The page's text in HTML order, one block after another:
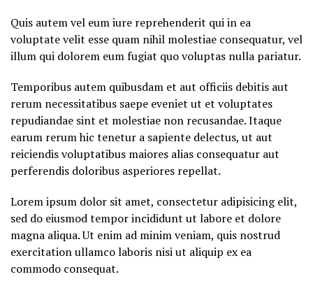
Quis autem vel eum iure reprehenderit qui in ea
voluptate velit esse quam nihil molestiae consequatur, vel
illum qui dolorem eum fugiat quo voluptas nulla pariatur.
Temporibus autem quibusdam et aut officiis debitis aut
rerum necessitatibus saepe eveniet ut et voluptates
repudiandae sint et molestiae non recusandae. Itaque
earum rerum hic tenetur a sapiente delectus, ut aut
reiciendis voluptatibus maiores alias consequatur aut
perferendis doloribus asperiores repellat.
Lorem ipsum dolor sit amet, consectetur adipisicing elit,
sed do eiusmod tempor incididunt ut labore et dolore
magna aliqua. Ut enim ad minim veniam, quis nostrud
exercitation ullamco laboris nisi ut aliquip ex ea
commodo consequat.